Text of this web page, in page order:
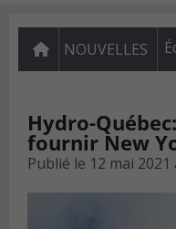
NOUVELLES
Hydro-
fournir New
Publié le 12 mai 2021